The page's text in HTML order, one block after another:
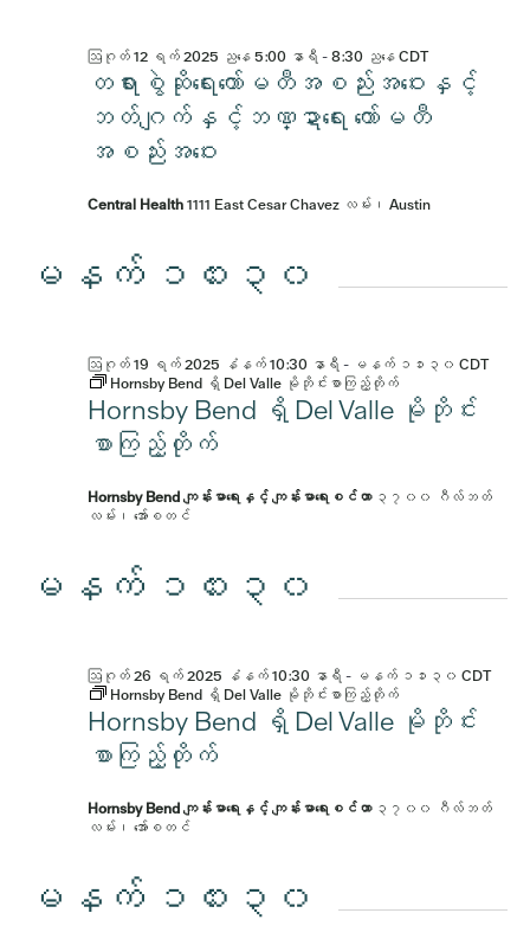
တရားစွဲဆိုရေးကော်မတီအစည်းအဝေးနှင့်
ဘတ်ဂျက်နှင့်ဘဏ္ဍာရေး ကော်မတီ
အစည်းအဝေး
ဩဂုတ် 12 ရက် 2025 ညနေ 5:00 နာရီ -8:30 ညနေ CDT
Central Health1111 East Cesar Chavez လမ်း၊ Austin
မနက် ၁၀း၃၀
Hornsby Bend ရှိ Del Valle မိုဘိုင်း
စာကြည့်တိုက်
ဩဂုတ် 19 ရက် 2025 နံနက် 10:30 နာရီ - မနက် ၁၁း၃၀ CDT
Hornsby Bend ရှိ Del Valle မိုဘိုင်းစာကြည့်တိုက်
Hornsby Bend ကျန်းမာရေးနှင့် ကျန်းမာရေးစင်တာ ၃၇၀၀ ဂီလ်ဘတ်
လမ်း၊ အော်စတင်
မနက် ၁၀း၃၀
Hornsby Bend ရှိ Del Valle မိုဘိုင်း
စာကြည့်တိုက်
ဩဂုတ် 26 ရက် 2025 နံနက် 10:30 နာရီ - မနက် ၁၁း၃၀ CDT
Hornsby Bend ရှိ Del Valle မိုဘိုင်းစာကြည့်တိုက်
Hornsby Bend ကျန်းမာရေးနှင့် ကျန်းမာရေးစင်တာ ၃၇၀၀ ဂီလ်ဘတ်
လမ်း၊ အော်စတင်
မနက် ၁၀း၃၀